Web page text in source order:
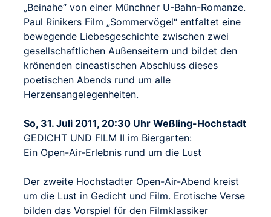
„Beinahe“ von einer Münchner U-Bahn-Romanze.
Paul Rinikers Film „Sommervögel“ entfaltet eine
bewegende Liebesgeschichte zwischen zwei
gesellschaftlichen Außenseitern und bildet den
krönenden cineastischen Abschluss dieses
poetischen Abends rund um alle
Herzensangelegenheiten.
So, 31. Juli 2011, 20:30 Uhr Weßling-Hochstadt
GEDICHT UND FILM II im Biergarten:
Ein Open-Air-Erlebnis rund um die Lust
Der zweite Hochstadter Open-Air-Abend kreist
um die Lust in Gedicht und Film. Erotische Verse
bilden das Vorspiel für den Filmklassiker